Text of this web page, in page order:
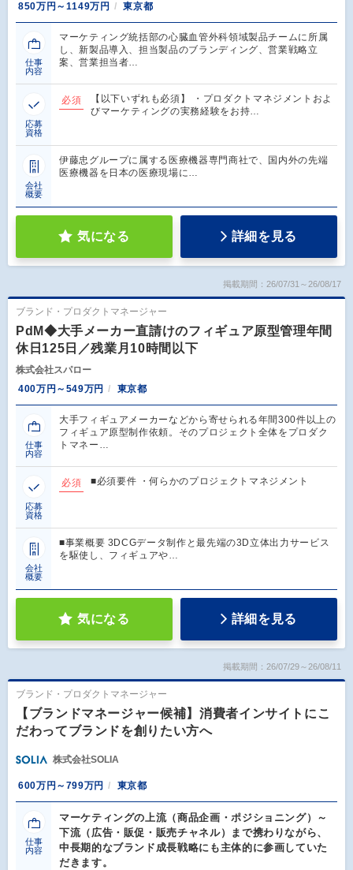
850万円～1149万円
東京都
仕事
内容
マーケティング統括部の心臓血管外科領域製品チームに所属
し、新製品導入、担当製品のブランディング、営業戦略立
案、営業担当者…
応募
資格
必須
【以下いずれも必須】 ・プロダクトマネジメントおよ
びマーケティングの実務経験をお持…
会社
概要
伊藤忠グループに属する医療機器専門商社で、国内外の先端
医療機器を日本の医療現場に…
気になる 詳細を見る
掲載期間：26/07/31～26/08/17
ブランド・プロダクトマネージャー
PdM◆大手メーカー直請けのフィギュア原型管理年間
休日125日／残業月10時間以下
株式会社スパロー
400万円～549万円
東京都
仕事
内容
大手フィギュアメーカーなどから寄せられる年間300件以上の
フィギュア原型制作依頼。そのプロジェクト全体をプロダク
トマネー…
応募
資格
必須 ■必須要件 ・何らかのプロジェクトマネジメント
会社
概要
■事業概要 3DCGデータ制作と最先端の3D立体出力サービス
を駆使し、フィギュアや…
気になる 詳細を見る
掲載期間：26/07/29～26/08/11
ブランド・プロダクトマネージャー
【ブランドマネージャー候補】消費者インサイトにこ
だわってブランドを創りたい方へ
株式会社SOLIA
600万円～799万円 東京都
仕事
内容
マーケティングの上流（商品企画・ポジショニング）～
下流（広告・販促・販売チャネル）まで携わりながら、
中長期的なブランド成長戦略にも主体的に参画していた
だきます。